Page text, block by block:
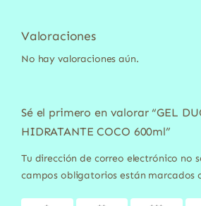
Valoraciones
No hay valoraciones aún.
Sé el primero en valorar “GEL
HIDRATANTE COCO 600ml”
Tu dirección de correo electrónico no
campos obligatorios están marcados